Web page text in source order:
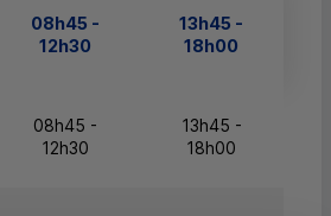
08h45 -
12h30
13h45 -
18h00
08h45 -
12h30
13h45 -
18h00